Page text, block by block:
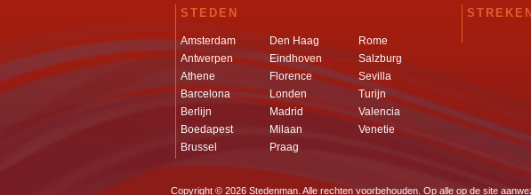
STEDEN
Amsterdam
Antwerpen
Athene
Barcelona
Berlijn
Boedapest
Brussel
Den Haag
Eindhoven
Florence
Londen
Madrid
Milaan
Praag
Rome
Salzburg
Sevilla
Turijn
Valencia
Venetie
STREKEN
Copyright © 2026 Stedenman . Alle rechten voorbehouden. Op alle op de site